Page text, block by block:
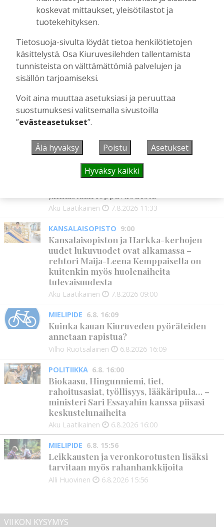
hölläämään vauhtia
Tilaajille
Aku Laatikainen
Vaikuttaako afrikkalainen sikarutto
Kiuruvedellä? “Onhan sitä osannut
odottaa”, toteaa luomusikalan yrittäjä
Tilaajille
Hanna Soini 4.8.2026 18:00
11:33
Golftapahtuma tuotti jälleen komeasti
Aku Laatikainen 7.8.2026 11:33
KANSALAISOPISTO 9:00
Kansalaisopiston ja Harkka-kerhojen
uudet lukuvuodet ovat alkamassa –
rehtori Maija-Leena Kemppaisella on
kuitenkin myös huolenaiheita
tulevaisuudesta
Aku Laatikainen 7.8.2026 09:00
MIELIPIDE 6.8. 16:09
Kuinka kauan Kiuruveden pyöräteiden
annetaan rapistua?
Vilho Ruotsalainen 6.8.2026 16:09
POLITIIKKA 6.8. 16:00
Biokaasu, Hingunniemi, tiet,
rahoitusasiat, työllisyys, lääkäripula… –
ministeri Sari Essayahin kanssa piisasi
keskustelunaiheita
Aku Laatikainen 6.8.2026 16:00
MIELIPIDE 6.8. 15:56
Leikkausten ja veronkorotusten lisäksi
tarvitaan myös rahanhankkijoita
Alli Huovinen 6.8.2026 15:56
VIIKON KYSYMYS
koskevat mittaukset, yleisötilastot ja
tuotekehityksen.
Tietosuoja-sivulta löydät tietoa henkilötietojen
käsittelystä. Osa Kiuruvesilehden tallentamista
tunnisteista on välttämättömiä palvelujen ja
sisällön tarjoamiseksi.
Voit aina muuttaa asetuksiasi ja peruuttaa
suostumuksesi valitsemalla sivustoilla
”evästeasetukset”.
Älä hyväksy Poistu Asetukset
Hyväksy kaikki